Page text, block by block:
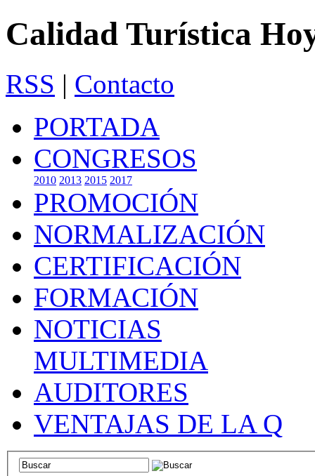
Calidad Turística
RSS | Contacto
PORTADA
CONGRESOS
2010 2013 2015 2017
PROMOCIÓN
NORMALIZACIÓN
CERTIFICACIÓN
FORMACIÓN
NOTICIAS
MULTIMEDIA
AUDITORES
VENTAJAS DE LA Q